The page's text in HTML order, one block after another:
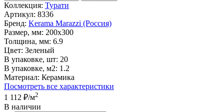
Коллекция: Турати
Артикул: 8336
Бренд: Kerama Marazzi (Россия)
Размер, мм: 200x300
Толщина, мм: 6.9
Цвет: Зеленый
В упаковке, шт: 20
В упаковке, м2: 1.2
Материал: Керамика
Посмотреть все характеристики
1 112 ₽/м2
В наличии